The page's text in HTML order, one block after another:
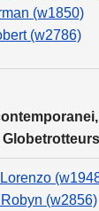
(w1850)
(w2786)
(w2856)